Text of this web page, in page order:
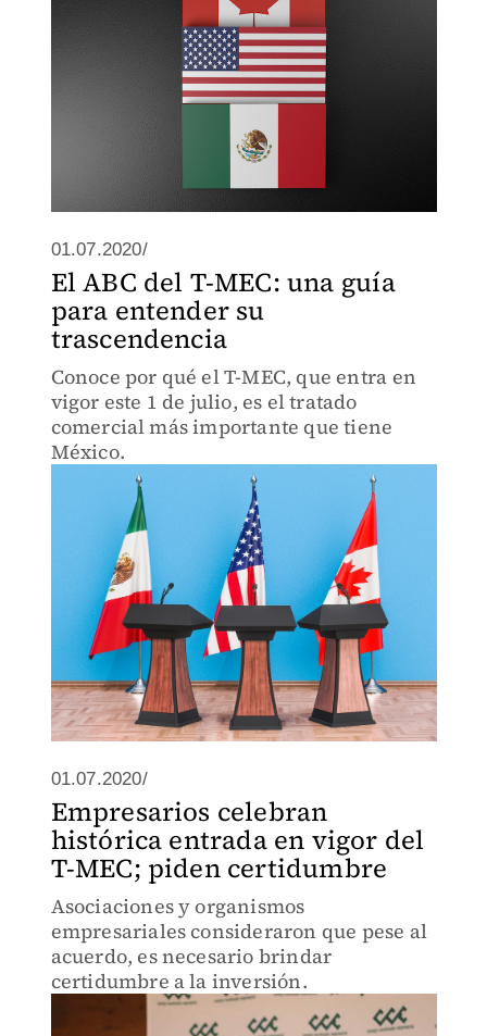
01.07.2020/
El ABC del T-MEC: una guía
para entender su
trascendencia
Conoce por qué el T-MEC, que entra en
vigor este 1 de julio, es el tratado
comercial más importante que tiene
México.
01.07.2020/
Empresarios celebran
histórica entrada en vigor del
T-MEC; piden certidumbre
Asociaciones y organismos
empresariales consideraron que pese al
acuerdo, es necesario brindar
certidumbre a la inversión.